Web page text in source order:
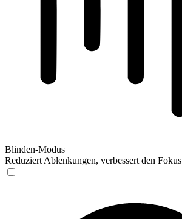
Blinden-Modus
Reduziert Ablenkungen, verbessert den Fokus